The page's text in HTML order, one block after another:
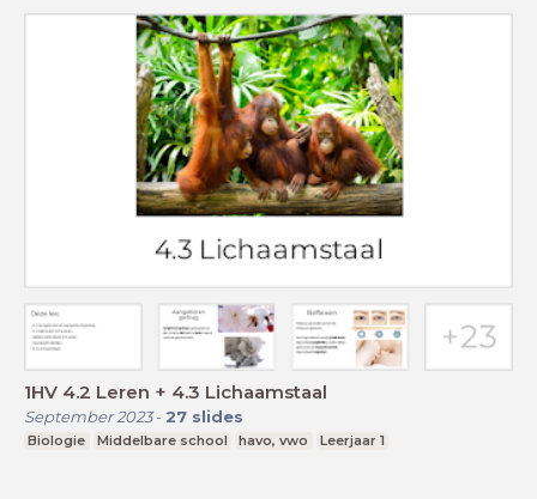
1HV 4.2 Leren + 4.3 Lichaamstaal
September 2023- 27 slides
Biologie Middelbare school havo, vwo Leerjaar 1